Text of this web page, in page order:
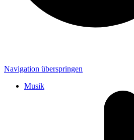
Navigation überspringen
Musik